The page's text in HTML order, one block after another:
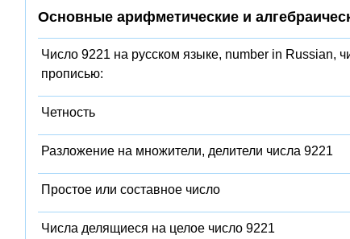
Основные арифметические и
Число 9221 на русском языке, number in Russian,
прописью:
Четность
Разложение на множители, делители числа 9221
Простое или составное число
Числа делящиеся на целое число 9221